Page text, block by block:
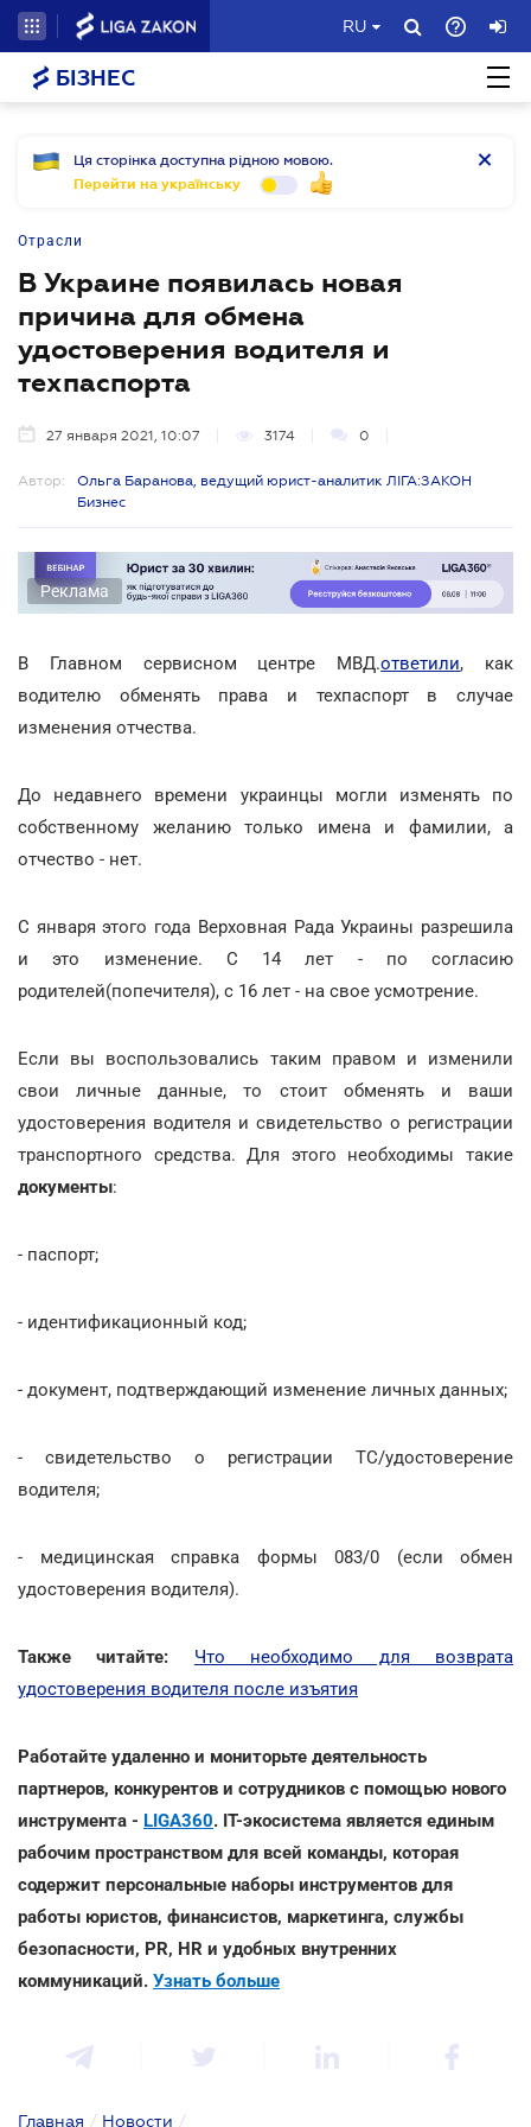
RU
БІЗНЕС
Ця сторінка доступна рідною мовою.
Перейти на українську
Отрасли
В Украине появилась новая
причина для обмена
удостоверения водителя и
техпаспорта
27 января 2021, 10:07 3174 0
Автор:
Ольга Баранова, ведущий юрист-аналитик ЛІГА:ЗАКОН
Бизнес
Реклама
В Главном сервисном центре МВД.ответили, как
водителю обменять права и техпаспорт в случае
изменения отчества.
До недавнего времени украинцы могли изменять по
собственному желанию только имена и фамилии, а
отчество - нет.
С января этого года Верховная Рада Украины разрешила
и это изменение. С 14 лет - по согласию
родителей(попечителя), с 16 лет - на свое усмотрение.
Если вы воспользовались таким правом и изменили
свои личные данные, то стоит обменять и ваши
удостоверения водителя и свидетельство о регистрации
транспортного средства. Для этого необходимы такие
документы:
- паспорт;
- идентификационный код;
- документ, подтверждающий изменение личных данных;
- свидетельство о регистрации ТС/удостоверение
водителя;
- медицинская справка формы 083/0 (если обмен
удостоверения водителя).
Также читайте: Что необходимо для возврата
удостоверения водителя после изъятия
Работайте удаленно и мониторьте деятельность
партнеров, конкурентов и сотрудников с помощью нового
инструмента - LIGA360. IT-экосистема является единым
рабочим пространством для всей команды, которая
содержит персональные наборы инструментов для
работы юристов, финансистов, маркетинга, службы
безопасности, PR, HR и удобных внутренних
коммуникаций. Узнать больше
Главная / Новости /